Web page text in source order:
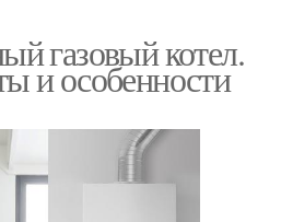
газовый котел.
и особенности